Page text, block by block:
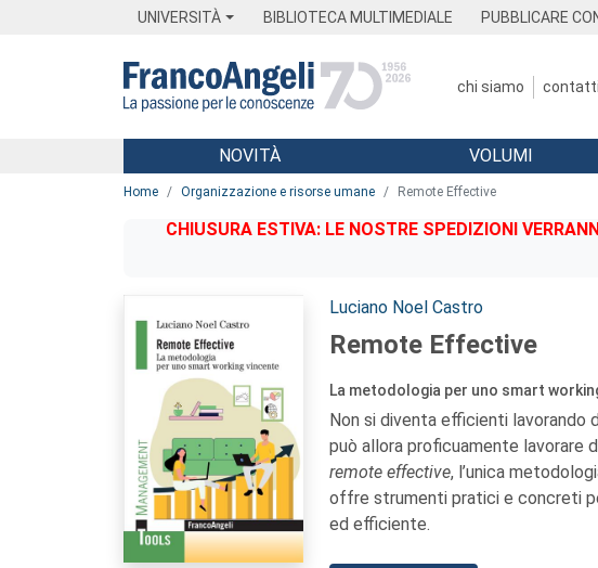
UNIVERSITÀ BIBLIOTECA MULTIMEDIALE PUBBLICARE
chi siamo contatti
Menu
NOVITÀ VOLUMI
Home Organizzazione e risorse umane Remote Effective
CHIUSURA ESTIVA: LE NOSTRE SPEDIZIONI
Autori:
Luciano Noel Castro
Remote Effective
La metodologia per uno smart
Non si diventa efficienti lavorando
può allora proficuamente lavorare
remote effective, l’unica
offre strumenti pratici e concreti
ed efficiente.